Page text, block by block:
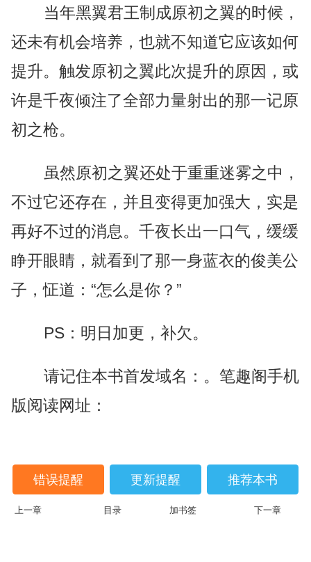
当年黑翼君王制成原初之翼的时候，
还未有机会培养，也就不知道它应该如何
提升。触发原初之翼此次提升的原因，或
许是千夜倾注了全部力量射出的那一记原
初之枪。
虽然原初之翼还处于重重迷雾之中，
不过它还存在，并且变得更加强大，实是
再好不过的消息。千夜长出一口气，缓缓
睁开眼睛，就看到了那一身蓝衣的俊美公
子，怔道：“怎么是你？”
PS：明日加更，补欠。
请记住本书首发域名：。笔趣阁手机
版阅读网址：
错误提醒 更新提醒 推荐本书
上一章 目录 加书签 下一章